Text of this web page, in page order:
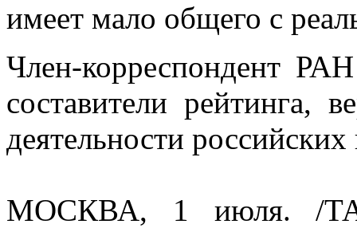
имеет мало общего с
Член-корреспондент
составители рейтинга,
деятельности российских
МОСКВА, 1 июля. /